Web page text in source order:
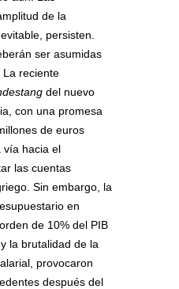
de la
persisten.
ser asumidas
La reciente
del nuevo
con una promesa
de euros
vía hacia el
las cuentas
Sin embargo, la
en
de 10% del PIB
la brutalidad de la
provocaron
después del